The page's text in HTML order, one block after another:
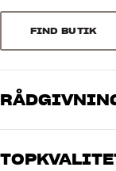
FIND BUTIK
Vores medarbejdere
os, hvad du drømmer